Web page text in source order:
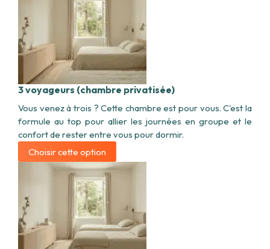
3 voyageurs (chambre privatisée)
Vous venez à trois ? Cette chambre est pour vous. C'est la
formule au top pour allier les journées en groupe et le
confort de rester entre vous pour dormir.
Choisir cette option